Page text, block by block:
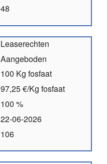
48
Leaserechten
Aangeboden
100 Kg fosfaat
97,25 €/Kg fosfaat
100 %
22-06-2026
106